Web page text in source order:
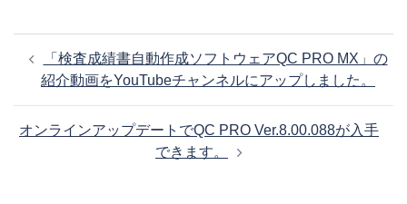
稿
ビ
「検査成績書自動作成ソフトウェアQC PRO MX」の
紹介動画をYouTubeチャンネルにアップしました。
オンラインアップデートでQC PRO Ver.8.00.088が入手
できます。